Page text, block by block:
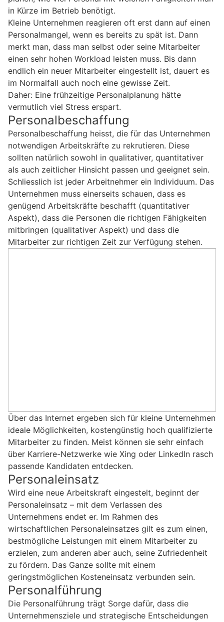
in Kürze im Betrieb benötigt.
Kleine Unternehmen reagieren oft erst dann auf einen
Personalmangel, wenn es bereits zu spät ist. Dann
merkt man, dass man selbst oder seine Mitarbeiter
einen sehr hohen Workload leisten muss. Bis dann
endlich ein neuer Mitarbeiter eingestellt ist, dauert es
im Normalfall auch noch eine gewisse Zeit.
Daher: Eine frühzeitige Personalplanung hätte
vermutlich viel Stress erspart.
Personalbeschaffung
Personalbeschaffung heisst, die für das Unternehmen
notwendigen Arbeitskräfte zu rekrutieren. Diese
sollten natürlich sowohl in qualitativer, quantitativer
als auch zeitlicher Hinsicht passen und geeignet sein.
Schliesslich ist jeder Arbeitnehmer ein Individuum. Das
Unternehmen muss einerseits schauen, dass es
genügend Arbeitskräfte beschafft (quantitativer
Aspekt), dass die Personen die richtigen Fähigkeiten
mitbringen (qualitativer Aspekt) und dass die
Mitarbeiter zur richtigen Zeit zur Verfügung stehen.
Über das Internet ergeben sich für kleine Unternehmen
ideale Möglichkeiten, kostengünstig hoch qualifizierte
Mitarbeiter zu finden. Meist können sie sehr einfach
über Karriere-Netzwerke wie Xing oder LinkedIn rasch
passende Kandidaten entdecken.
Personaleinsatz
Wird eine neue Arbeitskraft eingestelt, beginnt der
Personaleinsatz – mit dem Verlassen des
Unternehmens endet er. Im Rahmen des
wirtschaftlichen Personaleinsatzes gilt es zum einen,
bestmögliche Leistungen mit einem Mitarbeiter zu
erzielen, zum anderen aber auch, seine Zufriedenheit
zu fördern. Das Ganze sollte mit einem
geringstmöglichen Kosteneinsatz verbunden sein.
Personalführung
Die Personalführung trägt Sorge dafür, dass die
Unternehmensziele und strategische Entscheidungen